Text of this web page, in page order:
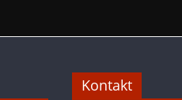
Kontakt